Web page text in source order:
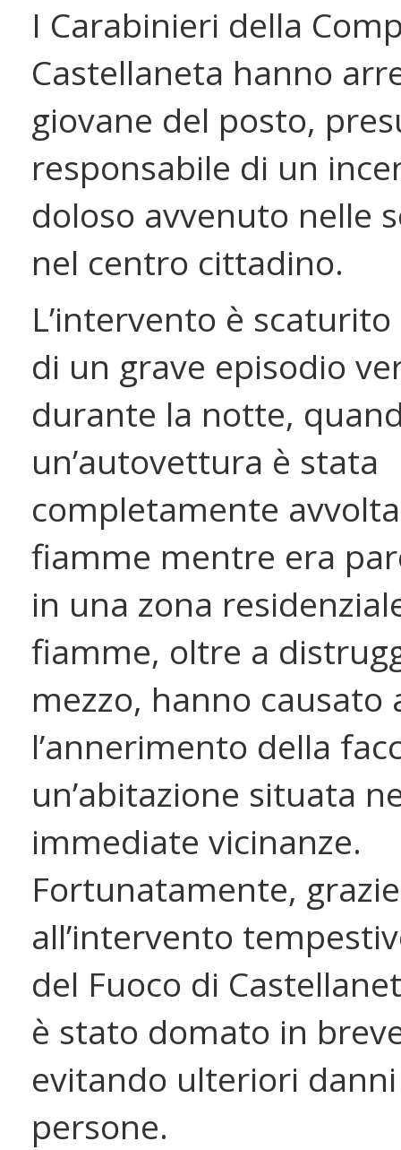
I Carabinieri della
Castellaneta hanno
giovane del posto,
responsabile di un
doloso avvenuto nelle
nel centro cittadino.
L’intervento è
di un grave episodio
durante la notte,
un’autovettura è stata
completamente
fiamme mentre era
in una zona
fiamme, oltre a
mezzo, hanno causato
l’annerimento della
un’abitazione situata
immediate vicinanze.
Fortunatamente, grazie
all’intervento
del Fuoco di
è stato domato in
evitando ulteriori danni
persone.